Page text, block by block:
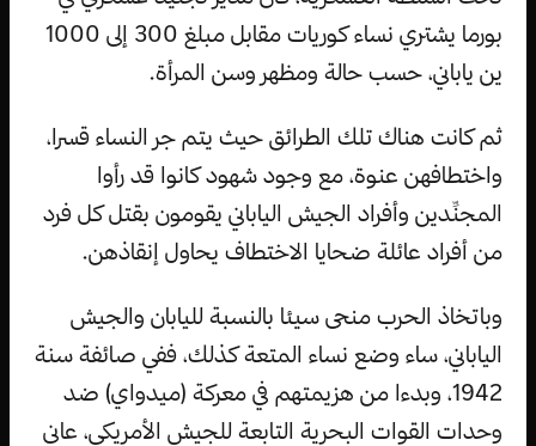
بورما يشتري نساء كوريات مقابل مبلغ 300 إلى 1000
ين ياباني، حسب حالة ومظهر وسن المرأة.
ثم كانت هناك تلك الطرائق حيث يتم جر النساء قسرا،
واختطافهن عنوة، مع وجود شهود كانوا قد رأوا
المجنِّدين وأفراد الجيش الياباني يقومون بقتل كل فرد
من أفراد عائلة ضحايا الاختطاف يحاول إنقاذهن.
وباتخاذ الحرب منحى سيئا بالنسبة لليابان والجيش
الياباني، ساء وضع نساء المتعة كذلك، ففي صائفة سنة
1942، وبدءا من هزيمتهم في معركة (ميدواي) ضد
وحدات القوات البحرية التابعة للجيش الأمريكي، عانى